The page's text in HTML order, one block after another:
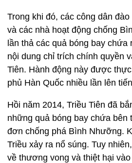
Trong khi đó, các công dân
và các nhà hoạt động chống
lần thả các quả bóng bay chứa
nội dung chỉ trích chính quyền
Tiên. Hành động này được
phủ Hàn Quốc nhiều lần lên
Hồi năm 2014, Triều Tiên đã
những quả bóng bay chứa bên
đơn chống phá Bình Nhưỡng.
Triều xảy ra nổ súng. Tuy
về thương vong và thiệt hại